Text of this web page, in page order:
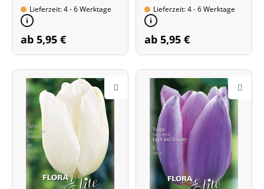
starkem Duft!
Lieferzeit: 4 - 6 Werktage
ab 5,95 €
Starkem Duft!
Lieferzeit: 4 - 6 Werktage
ab 5,95 €